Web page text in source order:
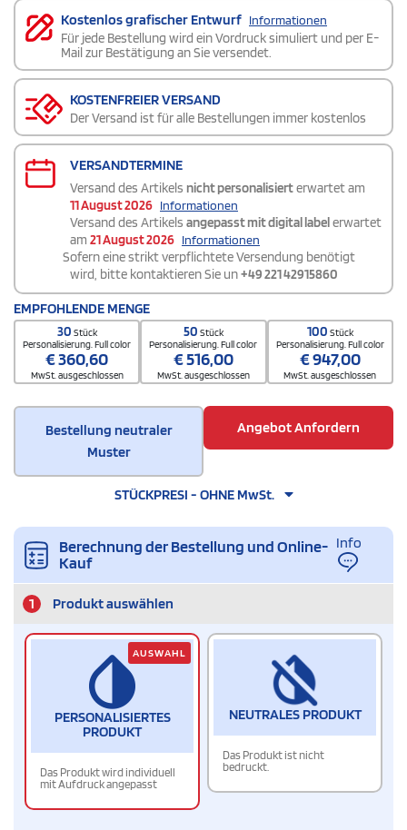
Kostenlos grafischer Entwurf Informationen
Für jede Bestellung wird ein Vordruck simuliert und per E-
Mail zur Bestätigung an Sie versendet.
KOSTENFREIER VERSAND
Der Versand ist für alle Bestellungen immer kostenlos
VERSANDTERMINE
Versand des Artikels nicht personalisierterwartet am
11 August 2026 Informationen
Versand des Artikels angepasst mit digital label erwartet
am 21 August 2026 Informationen
Sofern eine strikt verpflichtete Versendung benötigt
wird, bitte kontaktieren Sie un+49 221 42915860
EMPFOHLENDE MENGE
30 Stück
Personalisierung. Full color
€360,60
MwSt. ausgeschlossen
50 Stück
Personalisierung. Full color
€516,00
MwSt. ausgeschlossen
100 Stück
Personalisierung. Full color
€947,00
MwSt. ausgeschlossen
Bestellung neutraler
Muster
Angebot Anfordern
STÜCKPRESI - OHNE MwSt.
Berechnung der Bestellung und Online-
Kauf
Info
1 Produkt auswählen
PERSONALISIERTES
PRODUKT
Das Produkt wird individuell
mit Aufdruck angepasst
AUSWAHL
NEUTRALES PRODUKT
Das Produkt ist nicht
bedruckt.